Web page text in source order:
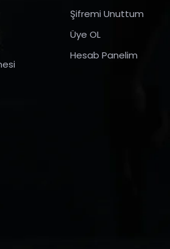
Şifremi Unuttum
Üye OL
Hesab Panelim